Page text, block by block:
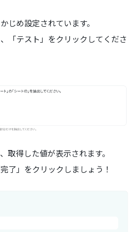
じめ設定されています。
「テスト」をクリックしてくださ
取得した値が表示されます。
了」をクリックしましょう！